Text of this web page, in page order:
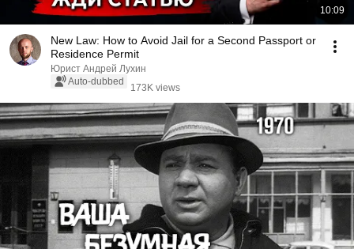
10:09
New Law: How to Avoid Jail for a Second Passport or
Residence Permit
Юрист Андрей Лухин
Auto-dubbed
173K views